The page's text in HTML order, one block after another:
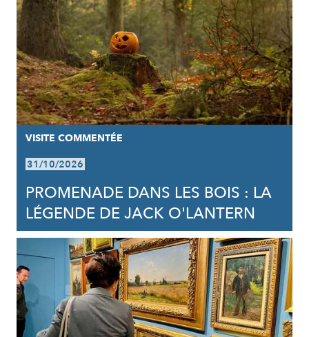
VISITE COMMENTÉE
31/10/2026
PROMENADE DANS LES BOIS : LA
LÉGENDE DE JACK O'LANTERN